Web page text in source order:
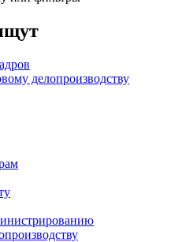
делопроизводству